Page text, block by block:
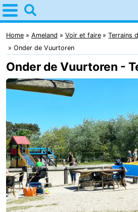
Home
Ameland
Astuces
Avec
enfants
Nature
Passer
la
nuit
Appartements
-
Home Ameland Voir et faire
Terrains
Onder de Vuurtoren
Onder de Vuurtoren -